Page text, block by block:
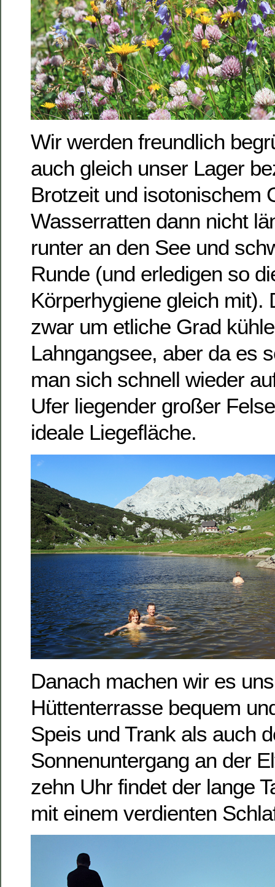
Wir werden freundlich
auch gleich unser Lager
Brotzeit und isotonischem
Wasserratten dann nicht
runter an den See und
Runde (und erledigen so
Körperhygiene gleich mit).
zwar um etliche Grad
Lahngangsee, aber da es
man sich schnell wieder
Ufer liegender großer
ideale Liegefläche.
Danach machen wir es
Hüttenterrasse bequem
Speis und Trank als auch
Sonnenuntergang an der
zehn Uhr findet der lange
mit einem verdienten